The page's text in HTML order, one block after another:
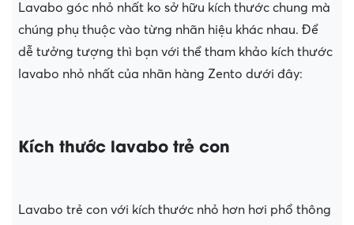
Lavabo góc nhỏ nhất ko sở hữu kích thước chung mà
chúng phụ thuộc vào từng nhãn hiệu khác nhau. Để
dễ tưởng tượng thì bạn với thể tham khảo kích thước
lavabo nhỏ nhất của nhãn hàng Zento dưới đây:
Kích thước lavabo trẻ con
Lavabo trẻ con với kích thước nhỏ hơn hơi phổ thông